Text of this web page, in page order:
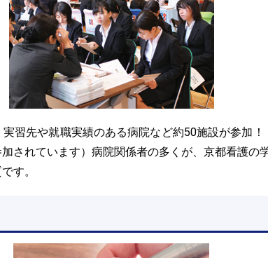
習先や就職実績のある病院など約50施設が参加
されています）病院関係者の多くが、京都看護の
す。